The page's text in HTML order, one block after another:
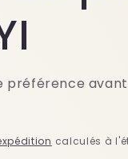
préférence
calculés à